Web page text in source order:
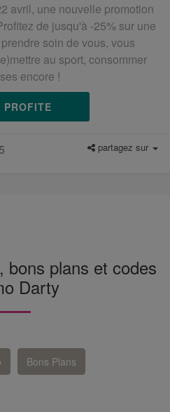
avril, une nouvelle promotion
de jusqu'à -25% sur une
soin de vous, vous
au sport, consommer
encore !
PROFITE
partagez sur
bons plans et codes
Darty
Bons Plans